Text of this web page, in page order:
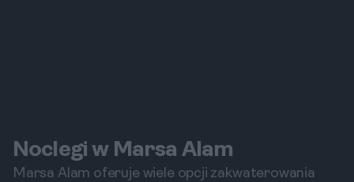
Noclegi w Marsa Alam
Marsa Alam oferuje wiele opcji zakwaterowania